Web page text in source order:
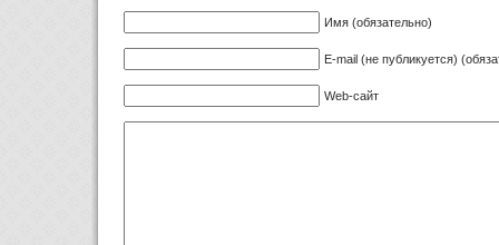
Имя (обязательно)
E-mail (не публикуется)
Web-сайт